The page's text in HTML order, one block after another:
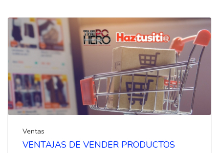
Ventas
VENTAJAS DE VENDER PRODUCTOS